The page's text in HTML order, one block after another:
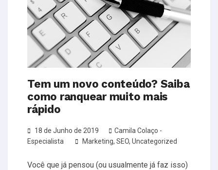
Tem um novo conteúdo? Saiba
como ranquear muito mais
rápido
18 de Junho de 2019
Camila Colaço -
Especialista
Marketing, SEO, Uncategorized
Você que já pensou (ou usualmente já faz isso)